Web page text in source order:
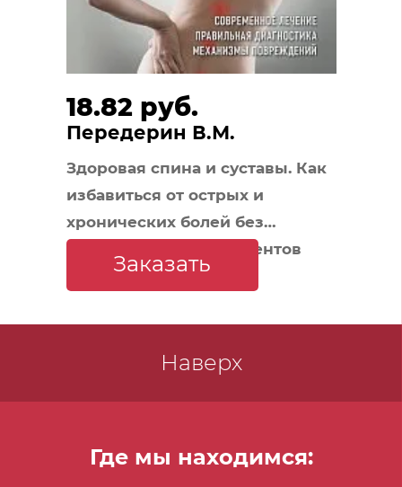
18.82 руб.
Передерин В.М.
Здоровая спина и суставы. Как
избавиться от острых и
хронических болей без
применения медикаментов
Заказать
Наверх
Где мы находимся: